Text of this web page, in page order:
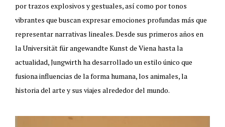
por trazos explosivos y gestuales, así como por tonos
vibrantes que buscan expresar emociones profundas más que
representar narrativas lineales. Desde sus primeros años en
la Universität für angewandte Kunst de Viena hasta la
actualidad, Jungwirth ha desarrollado un estilo único que
fusiona influencias de la forma humana, los animales, la
historia del arte y sus viajes alrededor del mundo.